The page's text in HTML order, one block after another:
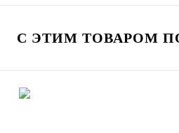
В избранное
В
С ЭТИМ ТОВАРОМ